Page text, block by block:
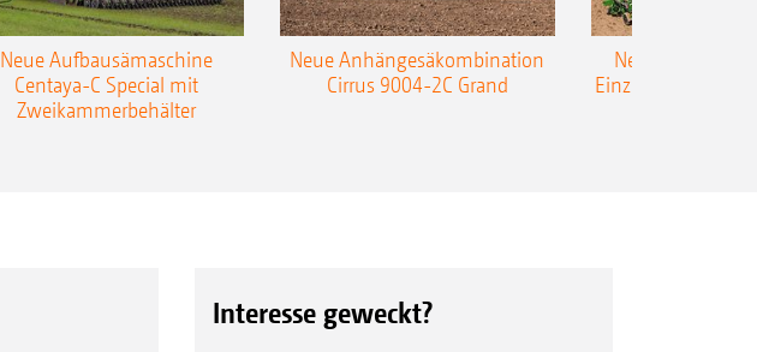
Neue Aufbausämaschine
Centaya-C Special mit
Zweikammerbehälter
Neue Anhängesäkombination
Cirrus 9004-2C Grand
Neue
Einzelkorn-
Interesse geweckt?